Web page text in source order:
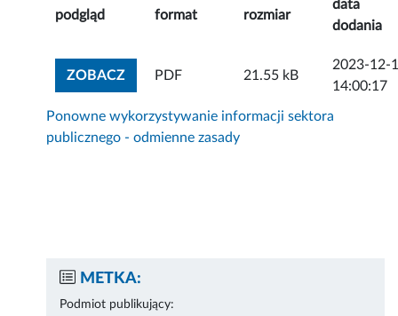
podgląd format rozmiar
data
dodania
ZOBACZZOBACZ ZAŁĄCZNIK
PDF 21.55 kB
2023-12-
14:00:17
Ponowne wykorzystywanie informacji sektora
publicznego - odmienne zasady
METKA:
Podmiot publikujący: